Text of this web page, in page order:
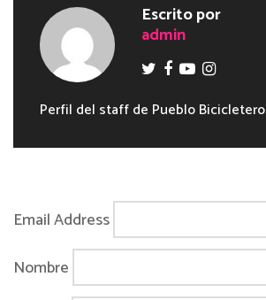
Escrito por
admin
Perfil del staff de Pueblo Bicicletero
Email Address
Nombre